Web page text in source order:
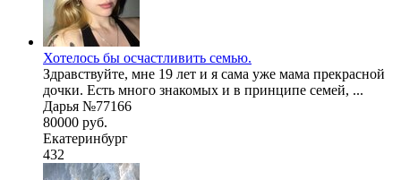
Хотелось бы осчастливить семью.
Здравствуйте, мне 19 лет и я сама уже мама прекрасной
дочки. Есть много знакомых и в принципе семей, ...
Дарья №77166
80000 руб.
Екатеринбург
432